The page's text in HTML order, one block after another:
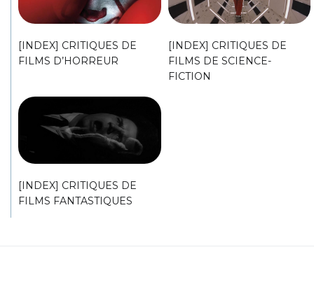
[INDEX] CRITIQUES DE
FILMS D’HORREUR
[INDEX] CRITIQUES DE
FILMS DE SCIENCE-
FICTION
[INDEX] CRITIQUES DE
FILMS FANTASTIQUES